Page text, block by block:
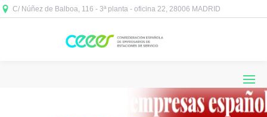
C/ Núñez de Balboa, 116 - 3ª planta - oficina 22, 28006 MADRID